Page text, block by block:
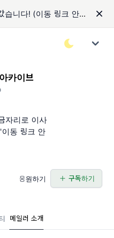
월간 마음건강, 이사갔습니다! (이동 링크 안내)
카이브
자리로 이사
동 링크 안
응원하기 구독하기
메일러 소개